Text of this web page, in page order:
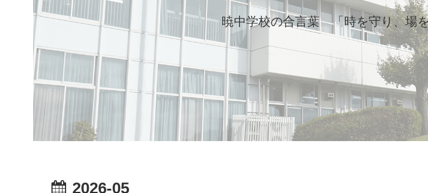
暁中学校の合言葉 「時を守り、場
2026-05